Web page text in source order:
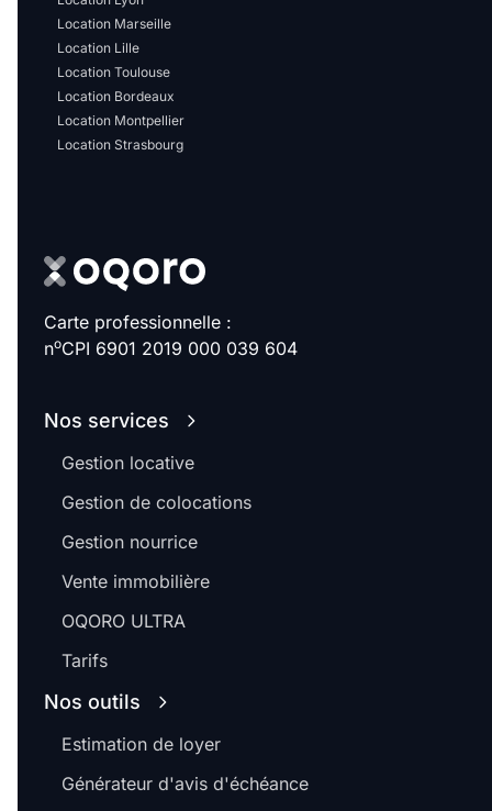
Location Marseille
Location Lille
Location Toulouse
Location Bordeaux
Location Montpellier
Location Strasbourg
Carte professionnelle :
noCPI 6901 2019 000 039 604
Nos services
Gestion locative
Gestion de colocations
Gestion nourrice
Vente immobilière
OQORO ULTRA
Tarifs
Nos outils
Estimation de loyer
Générateur d'avis d'échéance